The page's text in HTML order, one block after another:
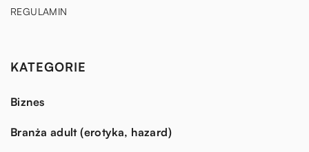
REGULAMIN
KATEGORIE
Biznes
Branża adult (erotyka, hazard)